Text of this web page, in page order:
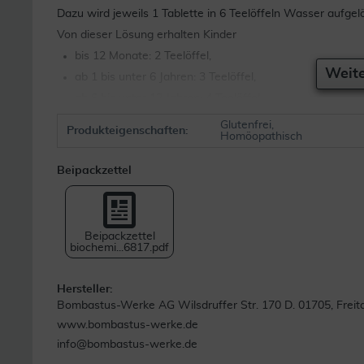
Dazu wird jeweils 1 Tablette in 6 Teelöffeln Wasser
Von dieser Lösung erhalten Kinder
bis 12 Monate: 2 Teelöffel,
Die Einnahme erfolgt bei akuten Beschwerden
wegzuschütten.
Eine über eine Woche hinausgehende häufige
erfahrenen Therapeuten erfolgen. Bei Besserung der
Auch homöopathische Medikamente sollten ohne
werden.
Produkteigenschaften:
Glutenfrei,
Homöopathisch
Beipackzettel
Beipackzettel
biochemi...6817.pdf
Hersteller:
Bombastus-Werke AG Wilsdruffer Str. 170 D. 01705,
www.bombastus-werke.de
info@bombastus-werke.de